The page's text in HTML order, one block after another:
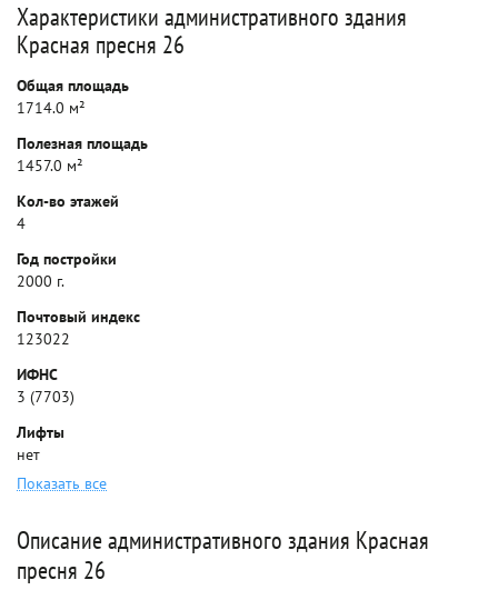
Характеристики административного здания
Красная пресня 26
Общая площадь
1714.0 м²
Полезная площадь
1457.0 м²
Кол-во этажей
4
Год постройки
2000 г.
Почтовый индекс
123022
ИФНС
3 (7703)
Лифты
нет
Показать все
Описание административного здания Красная
пресня 26